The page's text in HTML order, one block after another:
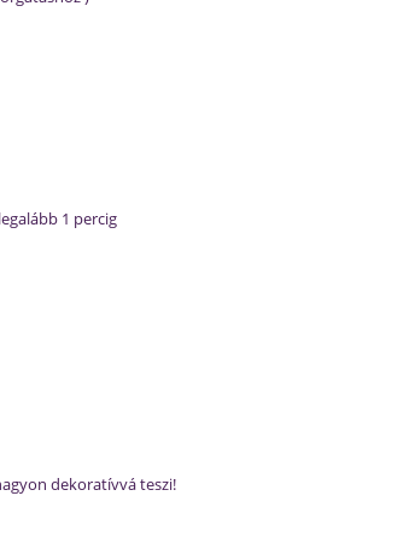
1 percig
dekoratívvá teszi!